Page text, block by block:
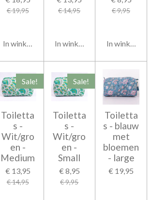
€ 19,95
In winkelwagen
€ 14,95
In winkelwagen
€ 9,95
In
Sale!
Toiletta
s -
Wit/gro
en -
Medium
€ 13,95
€ 14,95
Sale!
Toiletta
s -
Wit/gro
en -
Small
€ 8,95
€ 9,95
Toiletta
s - blauw
met
bloemen
- large
€ 19,95